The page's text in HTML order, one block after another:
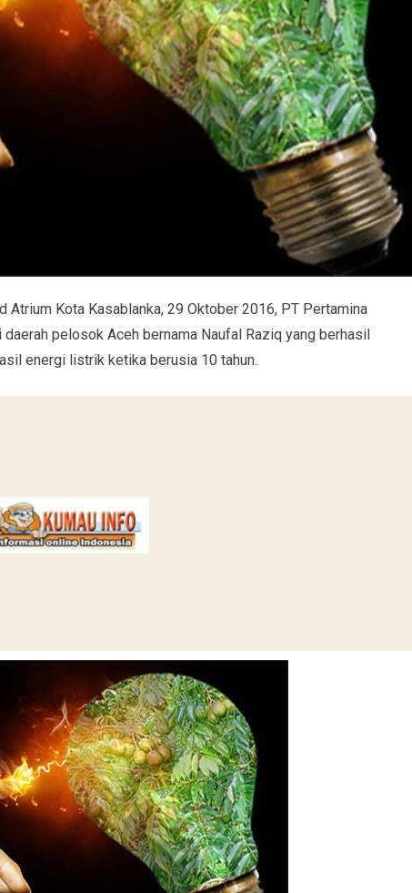
Atrium Kota Kasablanka, 29 Oktober 2016, PT Pertamina
pelosok Aceh bernama Naufal Raziq yang berhasil
energi listrik ketika berusia 10 tahun.